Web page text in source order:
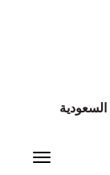
Toggle